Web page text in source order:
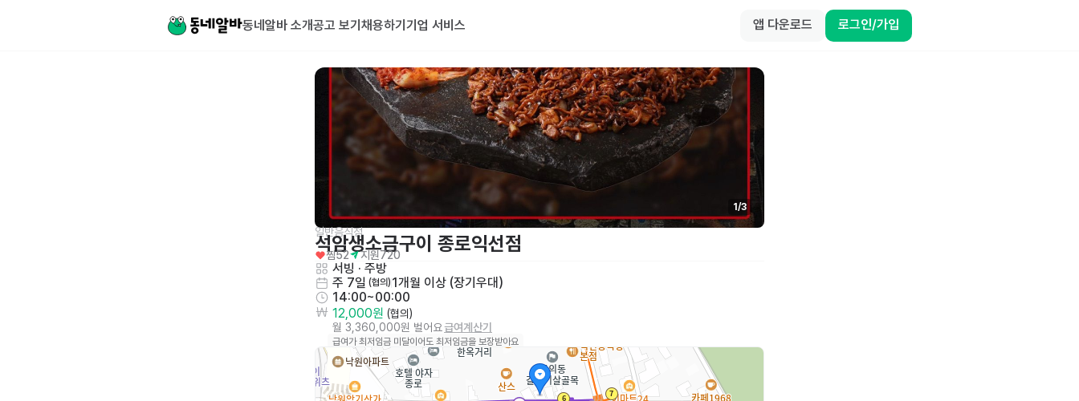
동네알바 소개공고 보기 채용하기 기업 서비스 앱 다운로드 로그인/가입
1/3
일반음식점
석암생소금구이 종로익선점
찜52 지원720
서빙 · 주방
주 7일 (협의) 1개월 이상 (장기우대)
14:00~00:00
12,000원 (협의)
월 3,360,000원 벌어요급여계산기
급여가 최저임금 미달이어도 최저임금을 보장받아요